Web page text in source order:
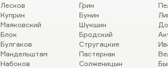
Лесков
Куприн
Маяковский
Блок
Булгаков
Мандельштам
Набоков
Грин
Бунин
Шукшин
Бродский
Стругацкие
Пастернак
Солженицын